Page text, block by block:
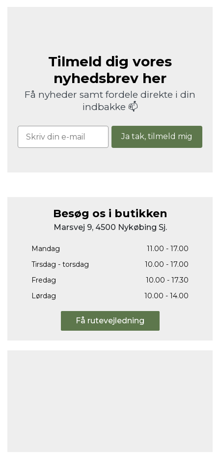
Tilmeld dig vores
nyhedsbrev her
Få nyheder samt fordele direkte i din
indbakke 📫
Ja tak, tilmeld mig
Besøg os i butikken
Marsvej 9, 4500 Nykøbing Sj.
Mandag
11.00 - 17.00
Tirsdag - torsdag
10.00 - 17.00
Fredag
10.00 - 17.30
Lørdag
10.00 - 14.00
Få rutevejledning